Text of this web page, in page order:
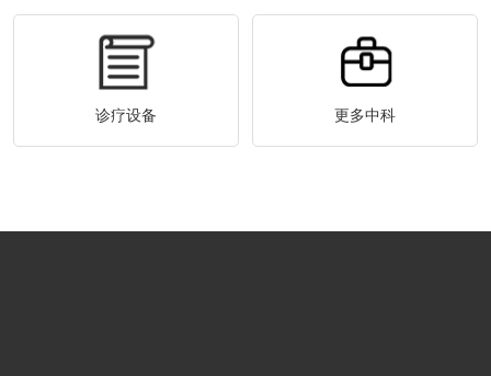
诊疗设备 更多中科